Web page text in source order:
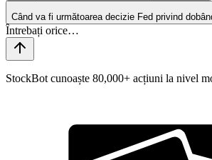
Când va fi următoarea decizie Fed privind
StockBot cunoaște 80,000+ acțiuni la nivel